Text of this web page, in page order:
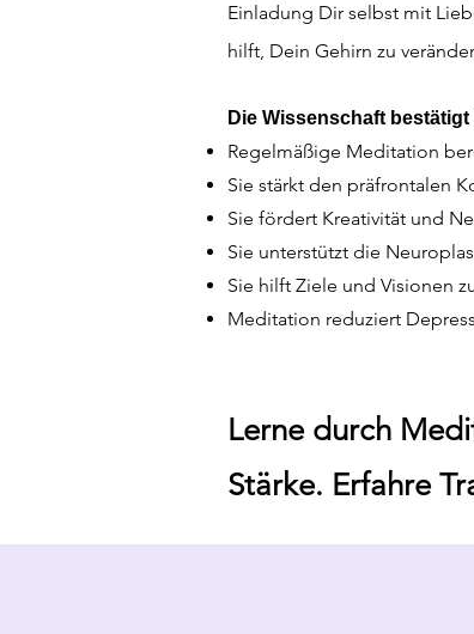
Einladung Dir selbst mit
hilft, Dein Gehirn zu
Die Wissenschaft
Regelmäßige Meditation
Sie stärkt den präfrontalen
Sie fördert Kreativität und
Sie unterstützt die
Sie hilft Ziele und Visionen
Meditation reduziert
Lerne durch
Stärke. Erfahre